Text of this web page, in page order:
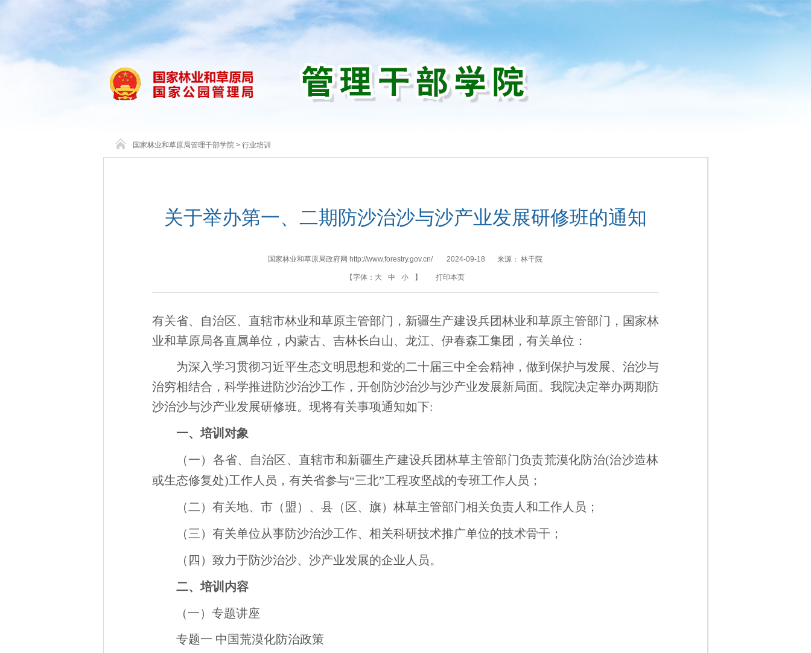
国家林业和草原局管理干部学院 > 行业培训
关于举办第一、二期防沙治沙与沙产业发展研修班的通知
国家林业和草原局政府网 http://www.forestry.gov.cn/ 2024-09-18 来源： 林干院
【字体： 大 中 小 】 打印本页
有关省、自治区、直辖市林业和草原主管部门，新疆生产建设兵团林业和草原主管部门，国家林
业和草原局各直属单位，内蒙古、吉林长白山、龙江、伊春森工集团，有关单位：
为深入学习贯彻习近平生态文明思想和党的二十届三中全会精神，做到保护与发展、治沙与
治穷相结合，科学推进防沙治沙工作，开创防沙治沙与沙产业发展新局面。我院决定举办两期防
沙治沙与沙产业发展研修班。现将有关事项通知如下:
一、培训对象
（一）各省、自治区、直辖市和新疆生产建设兵团林草主管部门负责荒漠化防治(治沙造林
或生态修复处)工作人员，有关省参与“三北”工程攻坚战的专班工作人员；
（二）有关地、市（盟）、县（区、旗）林草主管部门相关负责人和工作人员；
（三）有关单位从事防沙治沙工作、相关科研技术推广单位的技术骨干；
（四）致力于防沙治沙、沙产业发展的企业人员。
二、培训内容
（一）专题讲座
专题一 中国荒漠化防治政策